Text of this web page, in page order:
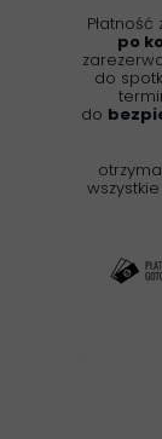
po
do
do